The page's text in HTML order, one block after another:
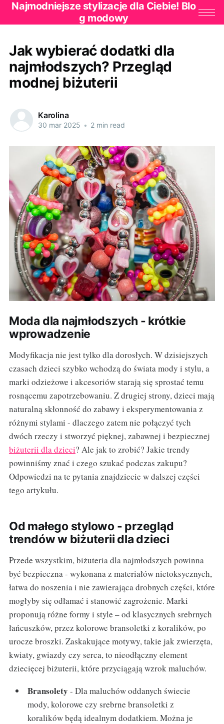
Najmodniejsze stylizacje dla Ciebie! Blo
g modowy
Jak wybierać dodatki dla
najmłodszych? Przegląd
modnej biżuterii
Karolina
30 mar 2025 • 2 min read
Moda dla najmłodszych - krótkie
wprowadzenie
Modyfikacja nie jest tylko dla dorosłych. W dzisiejszych
czasach dzieci szybko wchodzą do świata mody i stylu, a
marki odzieżowe i akcesoriów starają się sprostać temu
rosnącemu zapotrzebowaniu. Z drugiej strony, dzieci mają
naturalną skłonność do zabawy i eksperymentowania z
różnymi stylami - dlaczego zatem nie połączyć tych
dwóch rzeczy i stworzyć pięknej, zabawnej i bezpiecznej
biżuterii dla dzieci? Ale jak to zrobić? Jakie trendy
powinniśmy znać i czego szukać podczas zakupu?
Odpowiedzi na te pytania znajdziecie w dalszej części
tego artykułu.
Od małego stylowo - przegląd
trendów w biżuterii dla dzieci
Przede wszystkim, biżuteria dla najmłodszych powinna
być bezpieczna - wykonana z materiałów nietoksycznych,
łatwa do noszenia i nie zawierająca drobnych części, które
mogłyby się odłamać i stanowić zagrożenie. Marki
proponują różne formy i style – od klasycznych srebrnych
łańcuszków, przez kolorowe bransoletki z koralików, po
urocze broszki. Zaskakujące motywy, takie jak zwierzęta,
kwiaty, gwiazdy czy serca, to nieodłączny element
dziecięcej biżuterii, które przyciągają wzrok maluchów.
Bransolety - Dla maluchów oddanych świecie
mody, kolorowe czy srebrne bransoletki z
koralików będą idealnym dodatkiem. Można je